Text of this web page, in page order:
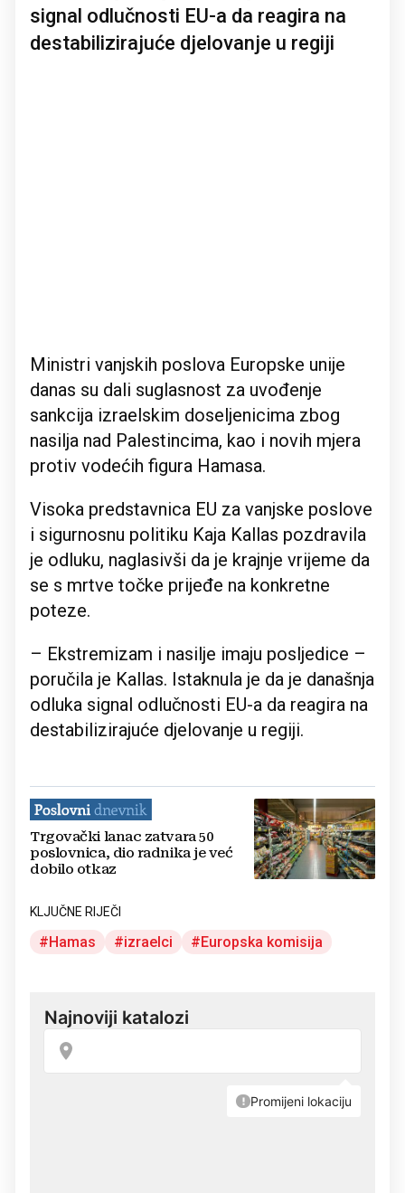
signal odlučnosti EU-a da reagira na
destabilizirajuće djelovanje u regiji
Ministri vanjskih poslova Europske unije
danas su dali suglasnost za uvođenje
sankcija izraelskim doseljenicima zbog
nasilja nad Palestincima, kao i novih mjera
protiv vodećih figura Hamasa.
Visoka predstavnica EU za vanjske poslove
i sigurnosnu politiku Kaja Kallas pozdravila
je odluku, naglasivši da je krajnje vrijeme da
se s mrtve točke prijeđe na konkretne
poteze.
– Ekstremizam i nasilje imaju posljedice –
poručila je Kallas. Istaknula je da je današnja
odluka signal odlučnosti EU-a da reagira na
destabilizirajuće djelovanje u regiji.
Trgovački lanac zatvara 50
poslovnica, dio radnika je već
dobilo otkaz
KLJUČNE RIJEČI
Hamas izraelci Europska komisija